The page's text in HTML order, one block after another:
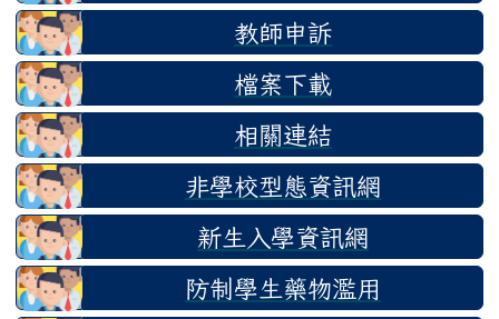
教師申訴
檔案下載
相關連結
非學校型態資訊網
新生入學資訊網
防制學生藥物濫用